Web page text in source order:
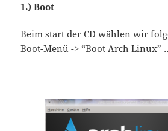
1.) Boot
Beim start der CD wählen wir
Boot-Menü -> “Boot Arch Linux”